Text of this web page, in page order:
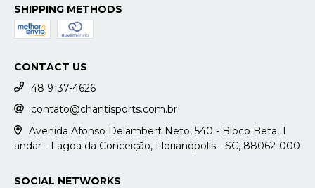
SHIPPING METHODS
CONTACT US
48 9137-4626
contato@chantisports.com.br
Avenida Afonso Delambert Neto, 540 - Bloco Beta, 1
andar - Lagoa da Conceição, Florianópolis - SC, 88062-000
SOCIAL NETWORKS